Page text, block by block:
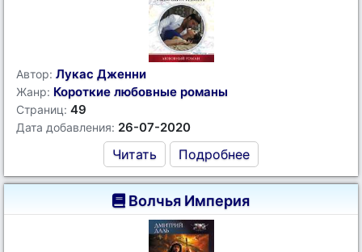
Автор: Лукас Дженни
Жанр: Короткие любовные романы
Страниц: 49
Дата добавления: 26-07-2020
Читать Подробнее
Волчья Империя